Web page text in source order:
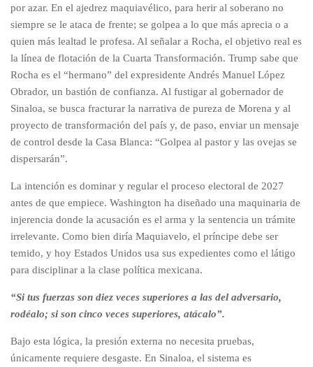
por azar. En el ajedrez maquiavélico, para herir al soberano no
siempre se le ataca de frente; se golpea a lo que más aprecia o a
quien más lealtad le profesa. Al señalar a Rocha, el objetivo real es
la línea de flotación de la Cuarta Transformación. Trump sabe que
Rocha es el “hermano” del expresidente Andrés Manuel López
Obrador, un bastión de confianza. Al fustigar al gobernador de
Sinaloa, se busca fracturar la narrativa de pureza de Morena y al
proyecto de transformación del país y, de paso, enviar un mensaje
de control desde la Casa Blanca: “Golpea al pastor y las ovejas se
dispersarán”.
​La intención es dominar y regular el proceso electoral de 2027
antes de que empiece. Washington ha diseñado una maquinaria de
injerencia donde la acusación es el arma y la sentencia un trámite
irrelevante. Como bien diría Maquiavelo, el príncipe debe ser
temido, y hoy Estados Unidos usa sus expedientes como el látigo
para disciplinar a la clase política mexicana.
​“Si tus fuerzas son diez veces superiores a las del adversario,
rodéalo; si son cinco veces superiores, atácalo”.
​Bajo esta lógica, la presión externa no necesita pruebas,
únicamente requiere desgaste. En Sinaloa, el sistema es